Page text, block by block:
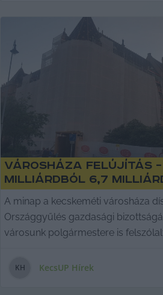
Városháza felújítás
milliárdból 6,7
A minap a kecskeméti városháza
Országgyűlés gazdasági
városunk polgármestere is
KH KecsUP Hírek